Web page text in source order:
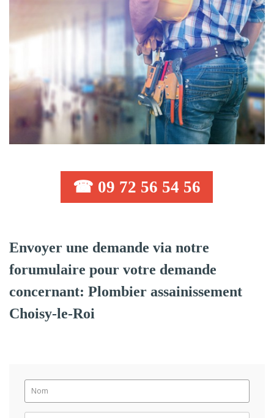
☎ 09 72 56 54 56
Envoyer une demande via notre
forumulaire pour votre demande
concernant: Plombier assainissement
Choisy-le-Roi